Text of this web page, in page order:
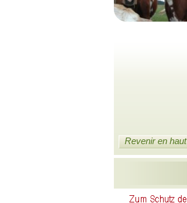
Revenir en haut